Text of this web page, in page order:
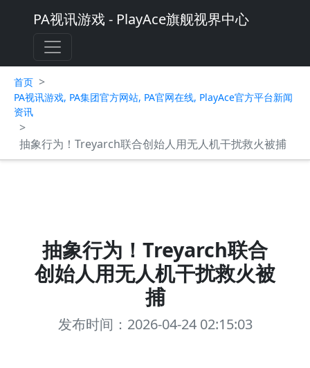
PA视讯游戏 - PlayAce旗舰视界中心
首页 >
PA视讯游戏, PA集团官方网站, PA官网在线, PlayAce官方平台新闻
资讯
>
抽象行为！Treyarch联合创始人用无人机干扰救火被捕
抽象行为！Treyarch联合
创始人用无人机干扰救火被
捕
发布时间：2026-04-24 02:15:03